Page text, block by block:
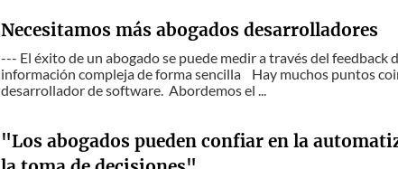
Necesitamos más abogados desarrolladores
--- El éxito de un abogado se puede medir a través del
información compleja de forma sencilla Hay muchos puntos
desarrollador de software. Abordemos el ...
"Los abogados pueden confiar en la